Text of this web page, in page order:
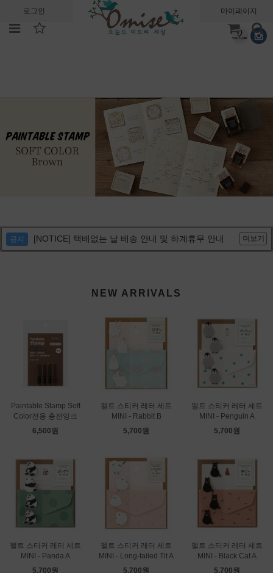
로그인 회원가입 주문조회 마이페이지
공지 [NOTICE] 택배없는 날 배송 안내 및 하계휴무 안내 더보기
NEW ARRIVALS
Paintable Stamp Soft
Color전용 충전잉크
6,500원
펠트 스티커 레터 세트
MINI - Rabbit B
5,700원
펠트 스티커 레터 세트
MINI - Penguin A
5,700원
펠트 스티커 레터 세트
MINI - Panda A
5,700원
펠트 스티커 레터 세트
MINI - Long-tailed Tit A
5,700원
펠트 스티커 레터 세트
MINI - Black Cat A
5,700원